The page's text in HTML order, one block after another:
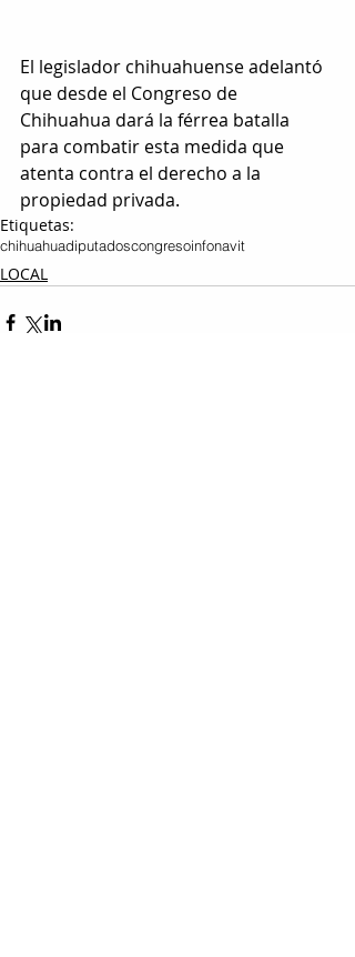
El legislador chihuahuense adelantó
que desde el Congreso de
Chihuahua dará la férrea batalla
para combatir esta medida que
atenta contra el derecho a la
propiedad privada.
Etiquetas:
chihuahuadiputadoscongresoinfonavit
LOCAL